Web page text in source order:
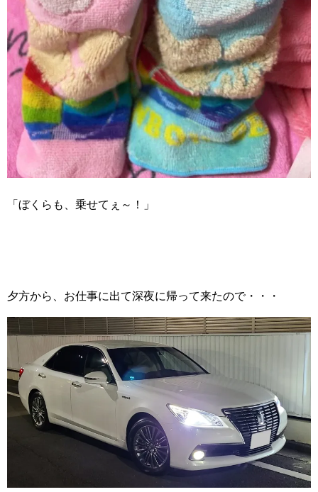
「ぼくらも、乗せてぇ～！」
夕方から、お仕事に出て深夜に帰って来たので・・・